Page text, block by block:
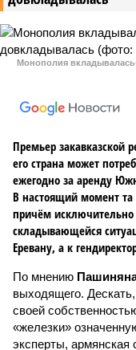
Монополия
Премьер закавказской
его страна может
ежегодно за аренду
В настоящий момент
причём исключительно
складывающейся
Еревану, а к
По мнению
выходящего.
своей
«железки»
эксперты, армянская